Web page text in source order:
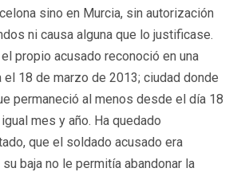
sino en Murcia, sin autorización
ni causa alguna que lo justificase.
propio acusado reconoció en una
18 de marzo de 2013; ciudad donde
permaneció al menos desde el día 18
mes y año. Ha quedado
que el soldado acusado era
baja no le permitía abandonar la